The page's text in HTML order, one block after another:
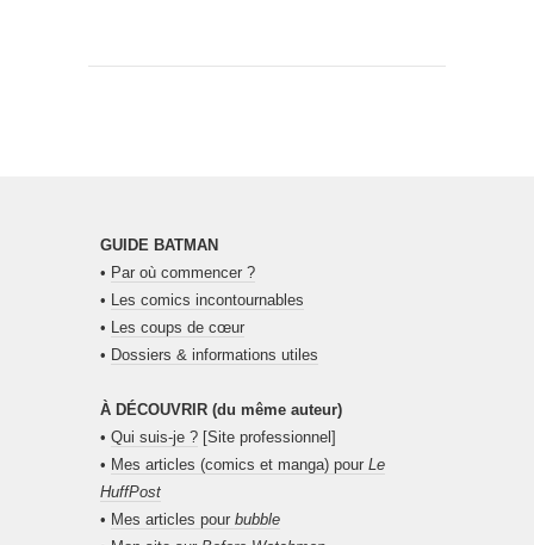
GUIDE BATMAN
• Par où commencer ?
• Les comics incontournables
• Les coups de cœur
• Dossiers & informations utiles
À DÉCOUVRIR (du même auteur)
• Qui suis-je ? [Site professionnel]
• Mes articles (comics et manga) pour Le
HuffPost
• Mes articles pour bubble